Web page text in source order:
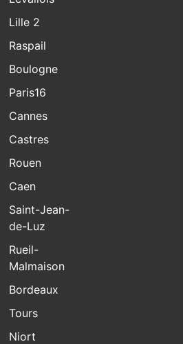
Lille 2
Raspail
Boulogne
Paris16
Cannes
Castres
Rouen
Caen
Saint-Jean-
de-Luz
Rueil-
Malmaison
Bordeaux
Tours
Niort